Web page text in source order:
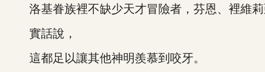
洛基眷族裡不缺少天才冒險者，芬恩、裡維莉
實話說，
這都足以讓其他神明羨慕到咬牙。